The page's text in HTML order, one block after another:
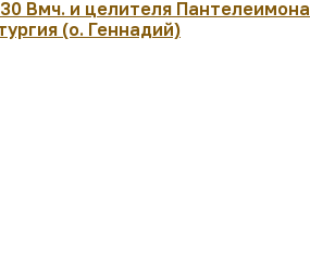
Вмч. и целителя Пантелеимона
(о. Геннадий)